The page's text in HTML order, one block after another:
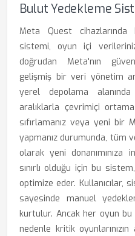
Bulut Yedekleme
Meta Quest cihazlarında
sistemi, oyun içi
doğrudan Meta'nın
gelişmiş bir veri yönetim
yerel depolama
aralıklarla çevrimiçi ortama
sıfırlamanız veya yeni bir
yapmanız durumunda, tüm
olarak yeni donanımınıza
sınırlı olduğu için bu
optimize eder. Kullanıcılar,
sayesinde manuel
kurtulur. Ancak her oyun
nedenle kritik